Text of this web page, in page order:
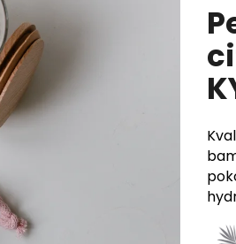
je
z
5
Doporučujeme
ZINKOVÁ MAST SENSITIVE